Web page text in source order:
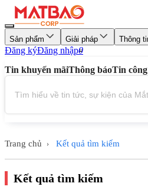
Sản phẩm Giải pháp Thông
Đăng kýĐăng nhập0
Tin khuyến mãiThông báoTin
Trang chủ › Kết quả tìm kiếm
Kết quả tìm kiếm